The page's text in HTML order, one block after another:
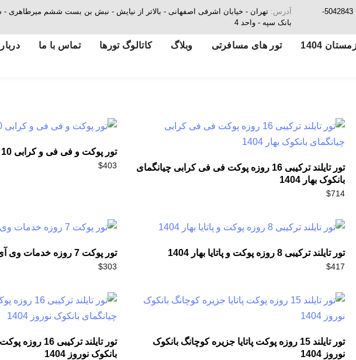
5042843-
آدرس: تهران - خیابان اشرفی اصفهانی - بالاتر از نیایش - نبش بن بست ششم میرطاهری -
بانک سپه - واحد 4
1404 تور های مسافرتی وبلاگ کاتالوگ تورها تماس با ما
تور تایلند ترکیبی 16 روزه پوکت فی فی کرابی چیانگمای
بانکوک بهار 1404
$714
تور پوکت و فی فی و کرابی 10 روزه بهار 1404
$403
تور تایلند ترکیبی 8 روزه پوکت و پاتایا بهار 1404
$417
تور پوکت 7 روزه خدمات وی آی پی بهار 1404
$303
تور تایلند 15 روزه پوکت پاتایا جزیره کوچانگ بانکوک
نوروز 1404
تور تایلند
بانکوک نوروز 1404